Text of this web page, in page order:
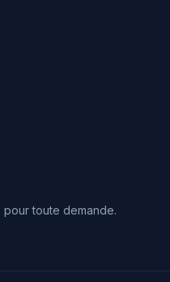
toute demande.